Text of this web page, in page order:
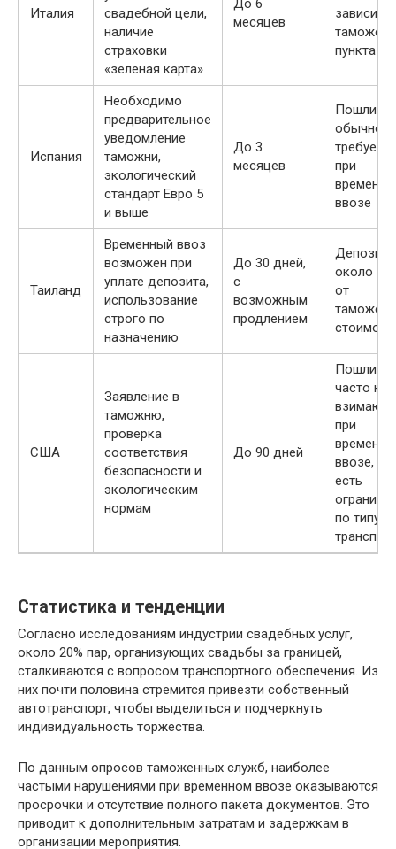
Италия
свадебной цели,
наличие
страховки
«зеленая карта»
До 6
месяцев
зависит
пункта
Испания
Необходимо
предварительное
уведомление
таможни,
экологический
стандарт Евро 5
и выше
До 3
месяцев
Пошлин
обычно
требуется
при
ввозе
Таиланд
Временный ввоз
возможен при
уплате депозита,
использование
строго по
назначению
До 30 дней,
с
возможным
продлением
Депозит
около
от
США
Заявление в
таможню,
проверка
соответствия
безопасности и
экологическим
нормам
До 90 дней
Пошлины
часто не
при
ввозе, но
есть
по типу
Статистика и тенденции
Согласно исследованиям индустрии свадебных услуг,
около 20% пар, организующих свадьбы за границей,
сталкиваются с вопросом транспортного обеспечения. Из
них почти половина стремится привезти собственный
автотранспорт, чтобы выделиться и подчеркнуть
индивидуальность торжества.
По данным опросов таможенных служб, наиболее
частыми нарушениями при временном ввозе оказываются
просрочки и отсутствие полного пакета документов. Это
приводит к дополнительным затратам и задержкам в
организации мероприятия.